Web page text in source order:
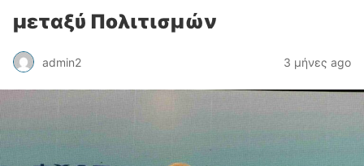
μεταξύ Πολιτισμών
admin2 3 μήνες ago